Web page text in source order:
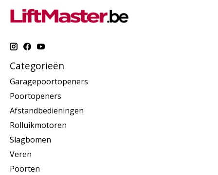
Categorieën
Garagepoortopeners
Poortopeners
Afstandbedieningen
Rolluikmotoren
Slagbomen
Veren
Poorten